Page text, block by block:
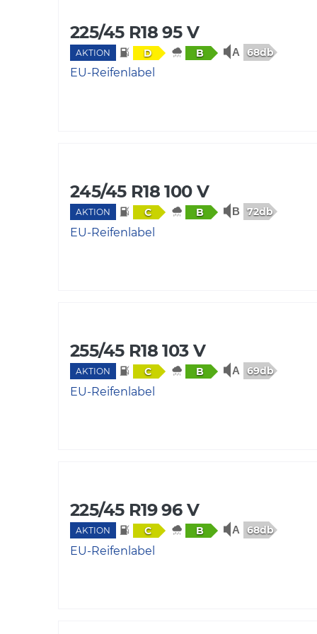
225/45 R18 95 V
AKTION D B 68db
EU-Reifenlabel
245/45 R18 100 V
AKTION C B 72db
EU-Reifenlabel
255/45 R18 103 V
AKTION C B 69db
EU-Reifenlabel
225/45 R19 96 V
AKTION C B 68db
EU-Reifenlabel